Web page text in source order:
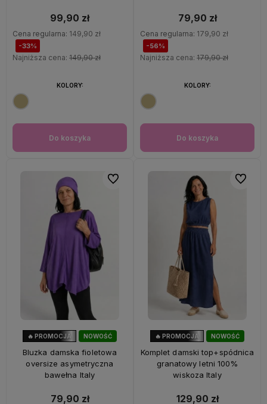
99,90 zł
Cena regularna: 149,90 zł
-33%
Najniższa cena: 149,90 zł
Do koszyka
KOLORY:
79,90 zł
Cena regularna: 179,90 zł
-56%
Najniższa cena: 179,90 zł
Do koszyka
KOLORY:
NOWOŚĆ
🔥 PROMOCJA
Bluzka damska fioletowa
oversize asymetryczna
bawełna Italy
79,90 zł
Do ulubionych
NOWOŚĆ
🔥 PROMOCJA
Komplet damski top+spódnica
granatowy letni 100%
wiskoza Italy
129,90 zł
Do